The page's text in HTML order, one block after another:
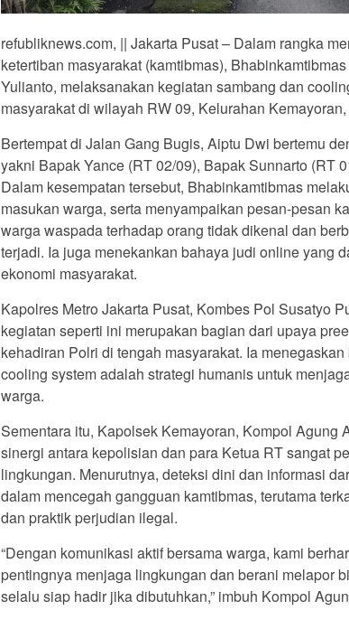
refubliknews.com, || Jakarta Pusat – Dalam rangka
ketertiban masyarakat (kamtibmas),
Yulianto, melaksanakan kegiatan sambang dan
masyarakat di wilayah RW 09, Kelurahan
Bertempat di Jalan Gang Bugis, Aiptu Dwi bertemu
yakni Bapak Yance (RT 02/09), Bapak Sunnarto (RT
Dalam kesempatan tersebut, Bhabinkamtibmas
masukan warga, serta menyampaikan pesan-pesan
warga waspada terhadap orang tidak dikenal dan
terjadi. Ia juga menekankan bahaya judi online yang
ekonomi masyarakat.
Kapolres Metro Jakarta Pusat, Kombes Pol Susatyo
kegiatan seperti ini merupakan bagian dari upaya
kehadiran Polri di tengah masyarakat. Ia
cooling system adalah strategi humanis untuk
warga.
Sementara itu, Kapolsek Kemayoran, Kompol Agung
sinergi antara kepolisian dan para Ketua RT sangat
lingkungan. Menurutnya, deteksi dini dan informasi
dalam mencegah gangguan kamtibmas, terutama
dan praktik perjudian ilegal.
“Dengan komunikasi aktif bersama warga, kami
pentingnya menjaga lingkungan dan berani melapor
selalu siap hadir jika dibutuhkan,” imbuh Kompol